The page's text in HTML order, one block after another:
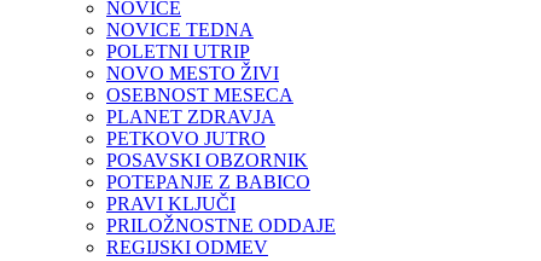
NOVICE
NOVICE TEDNA
POLETNI UTRIP
NOVO MESTO ŽIVI
OSEBNOST MESECA
PLANET ZDRAVJA
PETKOVO JUTRO
POSAVSKI OBZORNIK
POTEPANJE Z BABICO
PRAVI KLJUČI
PRILOŽNOSTNE ODDAJE
REGIJSKI ODMEV